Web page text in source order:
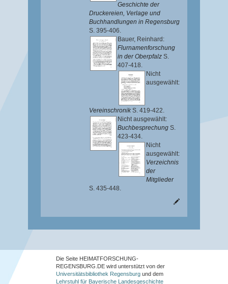
Geschichte der
Druckereien, Verlage und
Buchhandlungen in Regensburg
S. 395-406.
Bauer, Reinhard :
Flurnamenforschung
in der Oberpfalz S.
407-418.
Nicht
ausgewählt:
Vereinschronik S. 419-422.
Nicht ausgewählt:
Buchbesprechung S.
423-434.
Nicht
ausgewählt:
Verzeichnis
der
Mitglieder
S. 435-448.
Die Seite HEIMATFORSCHUNG-
REGENSBURG.DE wird unterstützt von der
Universitätsbibliothek Regensburg und dem
Lehrstuhl für Bayerische Landesgeschichte